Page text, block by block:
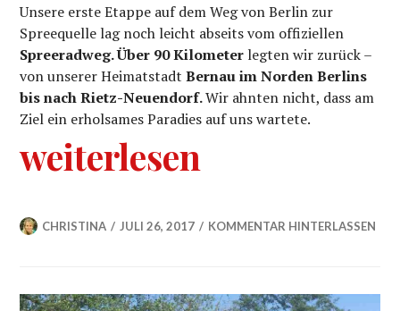
Unsere erste Etappe auf dem Weg von Berlin zur
Spreequelle lag noch leicht abseits vom offiziellen
Spreeradweg. Über 90 Kilometer legten wir zurück –
von unserer HeimatstadtBernau im Norden Berlins
bis nach Rietz-Neuendorf.Wir ahnten nicht, dass am
Ziel ein erholsames Paradies auf uns wartete.
„Spreeradweg: Etappe
weiterlesen
CHRISTINA JULI 26, 2017 KOMMENTAR HINTERLASSEN